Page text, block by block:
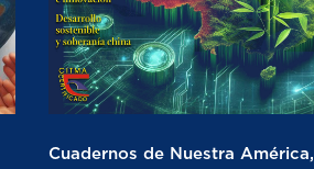
Cuadernos de Nuestra América,